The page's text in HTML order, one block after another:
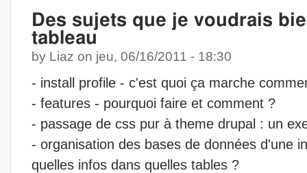
Des sujets que je voudrais
tableau
by Liaz on jeu, 06/16/2011 - 18:30
- install profile - c'est quoi ça marche
- features - pourquoi faire et comment ?
- passage de css pur à theme drupal : un
- organisation des bases de données d'une
quelles infos dans quelles tables ?